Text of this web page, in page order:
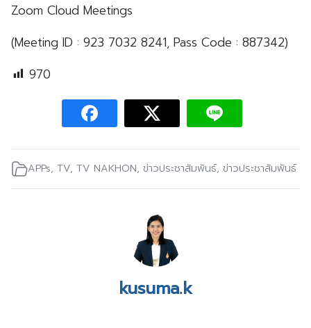
Zoom Cloud Meetings
(Meeting ID : 923 7032 8241, Pass Code : 887342)
970
APPs, TV, TV NAKHON, ข่าวประชาสัมพันธ์, ข่าวประชาสัมพันธ์
kusuma.k